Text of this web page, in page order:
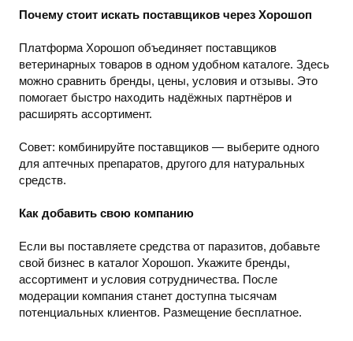
Почему стоит искать поставщиков через Хорошоп
Платформа Хорошоп объединяет поставщиков
ветеринарных товаров в одном удобном каталоге. Здесь
можно сравнить бренды, цены, условия и отзывы. Это
помогает быстро находить надёжных партнёров и
расширять ассортимент.
Совет: комбинируйте поставщиков — выберите одного
для аптечных препаратов, другого для натуральных
средств.
Как добавить свою компанию
Если вы поставляете средства от паразитов, добавьте
свой бизнес в каталог Хорошоп. Укажите бренды,
ассортимент и условия сотрудничества. После
модерации компания станет доступна тысячам
потенциальных клиентов. Размещение бесплатное.